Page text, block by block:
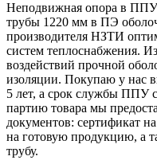
Неподвижная опора в ППУ
трубы 1220 мм в ПЭ
производителя НЗТИ
систем теплоснабжения.
воздействий прочной
изоляции. Покупаю у нас
5 лет, а срок службы ППУ
партию товара мы
документов: сертификат
на готовую продукцию, а
трубу.